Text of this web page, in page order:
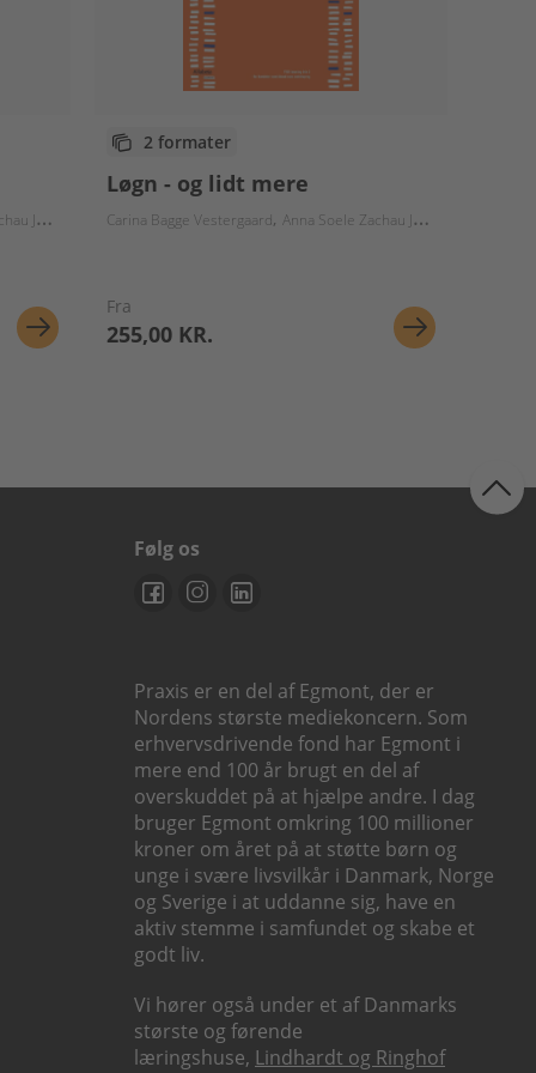
2 formater
Løgn - og lidt mere
Carina Bagge Vestergaard Anna Soele Zachau Johansson
Fra
255,00 KR.
Følg os
Praxis er en del af Egmont, der er
Nordens største mediekoncern. Som
erhvervsdrivende fond har Egmont i
mere end 100 år brugt en del af
overskuddet på at hjælpe andre. I dag
bruger Egmont omkring 100 millioner
kroner om året på at støtte børn og
unge i svære livsvilkår i Danmark, Norge
og Sverige i at uddanne sig, have en
aktiv stemme i samfundet og skabe et
godt liv.
Vi hører også under et af Danmarks
største og førende
læringshuse, Lindhardt og Ringhof